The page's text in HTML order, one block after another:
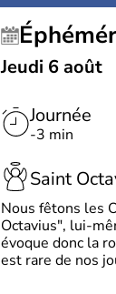
Jeudi 6 août
Journée
-3 min
Saint
Nous fêtons les
Octavius", lui-
évoque donc la
est rare de nos